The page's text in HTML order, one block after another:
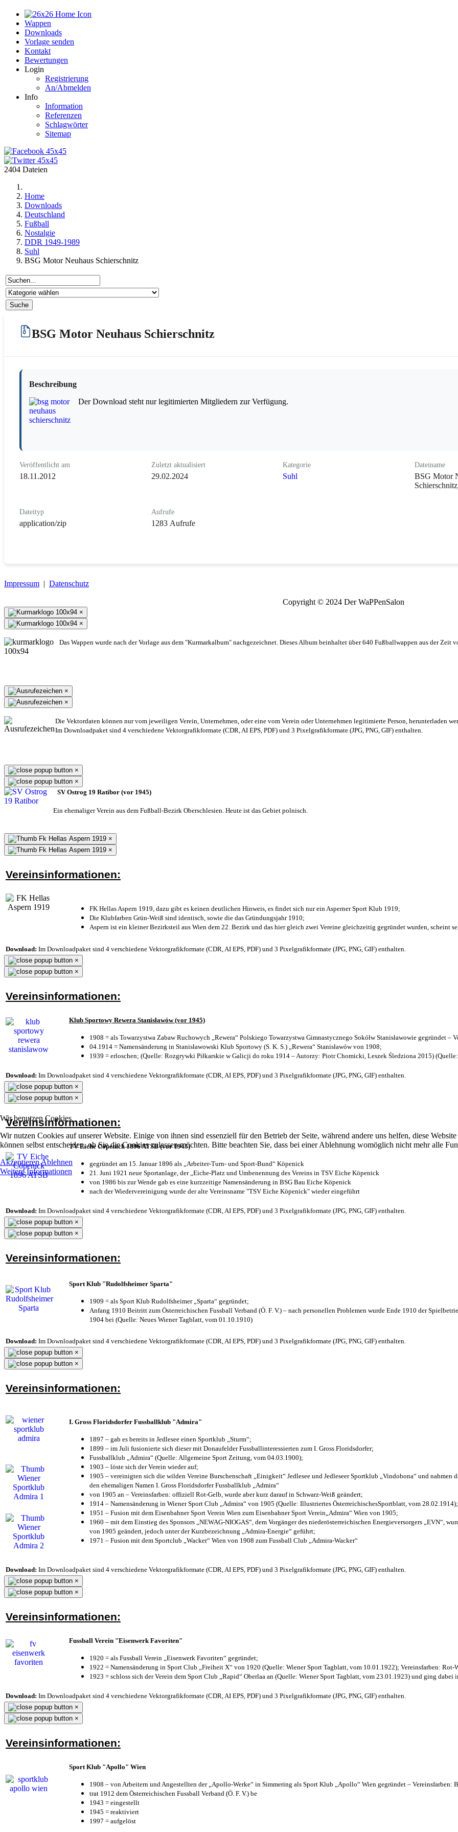
Wappen
Downloads
Vorlage senden
Kontakt
Bewertungen
Login
Registrierung
An/Abmelden
Info
Information
Referenzen
Schlagwörter
Sitemap
2404 Dateien
Home
Downloads
Deutschland
Fußball
Nostalgie
DDR 1949-1989
Suhl
BSG Motor Neuhaus Schierschnitz
BSG Motor Neuhaus Schierschnitz
Beschreibung
Der Download steht nur legitimierten Mitgliedern zur Verfügung.
Veröffentlicht am
18.11.2012
Zuletzt aktualisiert
29.02.2024
Kategorie
Suhl
Dateiname
BSG Motor
Dateityp
application/zip
Aufrufe
1283 Aufrufe
Impressum | Datenschutz
Copyright © 2024 Der WaPPenSalon
Wir benutzen Cookies
Wir nutzen Cookies auf unserer Website. Einige von ihnen sind essenziell für den Betrieb der Seite, während andere uns helfen, diese
können selbst entscheiden, ob Sie die Cookies zulassen möchten. Bitte beachten Sie, dass bei einer Ablehnung womöglich nicht mehr alle
AkzeptierenAblehnen
Weitere Informationen
×
×
Das Wappen wurde nach der Vorlage aus dem "Kurmarkalbum" nachgezeichnet. Dieses Album beinhaltet über 640 Fußballwappen aus der Zeit
×
×
Die Vektordaten können nur vom jeweiligen Verein, Unternehmen, oder eine vom Verein oder Unternehmen legitimierte Person, herunterladen
Im Downloadpaket sind 4 verschiedene Vektorgrafikformate (CDR, AI EPS, PDF) und 3 Pixelgrafikformate (JPG, PNG, GIF) enthalten.
×
×
SV Ostrog 19 Ratibor (vor 1945)
Ein ehemaliger Verein aus dem Fußball-Bezirk Oberschlesien. Heute ist das Gebiet polnisch.
×
×
Vereinsinformationen:
FK Hellas Aspern 1919, dazu gibt es keinen deutlichen Hinweis, es findet sich nur ein Asperner Sport Klub 1919;
Die Klubfarben Grün-Weiß sind identisch, sowie die das Gründungsjahr 1910;
Aspern ist ein kleiner Bezirksteil aus Wien dem 22. Bezirk und das hier gleich zwei Vereine gleichzeitig gegründet wurden, scheint
Download: Im Downloadpaket sind 4 verschiedene Vektorgrafikformate (CDR, AI EPS, PDF) und 3 Pixelgrafikformate (JPG, PNG, GIF) enthalten.
×
×
Vereinsinformationen:
Klub Sportowy Rewera Stanisławów (vor 1945)
1908 = als Towarzystwa Zabaw Ruchowych „Rewera“ Polskiego Towarzystwa Gimnastycznego Sokółw Stanisławowie gegründet –
04.1914 = Namensänderung in Stanisławowski Klub Sportowy (S. K. S.) „Rewera“ Stanisławów von 1908;
1939 = erloschen; (Quelle: Rozgrywki Piłkarskie w Galicji do roku 1914 – Autorzy: Piotr Chomicki, Leszek Śledziona 2015) (Quelle:
Download: Im Downloadpaket sind 4 verschiedene Vektorgrafikformate (CDR, AI EPS, PDF) und 3 Pixelgrafikformate (JPG, PNG, GIF) enthalten.
×
×
Vereinsinformationen:
TV Eiche Cöpenick 1896 ATSB (vor 1945)
gegründet am 15. Januar 1896 als „Arbeiter-Turn- und Sport-Bund“ Köpenick
21. Juni 1921 neue Sportanlage, der „Eiche-Platz und Umbenennung des Vereins in TSV Eiche Köpenick
von 1986 bis zur Wende gab es eine kurzzeitige Namensänderung in BSG Bau Eiche Köpenick
nach der Wiedervereinigung wurde der alte Vereinsname "TSV Eiche Köpenick" wieder eingeführt
Download: Im Downloadpaket sind 4 verschiedene Vektorgrafikformate (CDR, AI EPS, PDF) und 3 Pixelgrafikformate (JPG, PNG, GIF) enthalten.
×
×
Vereinsinformationen:
Sport Klub "Rudolfsheimer Sparta"
1909 = als Sport Klub Rudolfsheimer „Sparta“ gegründet;
Anfang 1910 Beitritt zum Österreichischen Fussball Verband (Ö. F. V.) – nach personellen Problemen wurde Ende 1910 der
1904 bei (Quelle: Neues Wiener Tagblatt, vom 01.10.1910)
Download: Im Downloadpaket sind 4 verschiedene Vektorgrafikformate (CDR, AI EPS, PDF) und 3 Pixelgrafikformate (JPG, PNG, GIF) enthalten.
×
×
Vereinsinformationen:
I. Gross Floridsdorfer Fussballklub "Admira"
1897 – gab es bereits in Jedlesee einen Sportklub „Sturm“;
1899 – im Juli fusionierte sich dieser mit Donaufelder Fussballinteressierten zum I. Gross Floridsdorfer;
Fussballklub „Admira“ (Quelle: Allgemeine Sport Zeitung, vom 04.03.1900);
1903 – löste sich der Verein wieder auf;
1905 – vereinigten sich die wilden Vereine Burschenschaft „Einigkeit“ Jedlesee und Jedleseer Sportklub „Vindobona“ und nahmen
den ehemaligen Namen I. Gross Floridsdorfer Fussballklub „Admira“
von 1905 an – Vereinsfarben: offiziell Rot-Gelb, wurde aber kurz darauf in Schwarz-Weiß geändert;
1914 – Namensänderung in Wiener Sport Club „Admira“ von 1905 (Quelle: Illustriertes ÖsterreichischesSportblatt, vom 28.02.1914);
1951 – Fusion mit dem Eisenbahner Sport Verein Wien zum Eisenbahner Sport Verein„Admira“ Wien von 1905;
1960 – mit dem Einstieg des Sponsors „NEWAG-NIOGAS“, dem Vorgänger des niederösterreichischen Energieversorgers „EVN“,
von 1905 geändert, jedoch unter der Kurzbezeichnung „Admira-Energie“ geführt;
1971 – Fusion mit dem Sportclub „Wacker“ Wien von 1908 zum Fussball Club „Admira-Wacker“
Download: Im Downloadpaket sind 4 verschiedene Vektorgrafikformate (CDR, AI EPS, PDF) und 3 Pixelgrafikformate (JPG, PNG, GIF) enthalten.
×
×
Vereinsinformationen:
Fussball Verein "Eisenwerk Favoriten"
1920 = als Fussball Verein „Eisenwerk Favoriten“ gegründet;
1922 = Namensänderung in Sport Club „Freiheit X“ von 1920 (Quelle: Wiener Sport Tagblatt, vom 10.01.1922); Vereinsfarben: Rot-
1923 = schloss sich der Verein dem Sport Club „Rapid“ Oberlaa an (Quelle: Wiener Sport Tagblatt, vom 23.01.1923) und ging dabei
Download: Im Downloadpaket sind 4 verschiedene Vektorgrafikformate (CDR, AI EPS, PDF) und 3 Pixelgrafikformate (JPG, PNG, GIF) enthalten.
×
×
Vereinsinformationen:
Sport Klub "Apollo" Wien
1908 – von Arbeitern und Angestellten der „Apollo-Werke“ in Simmering als Sport Klub „Apollo“ Wien gegründet – Vereinsfarben:
trat 1912 dem Österreichischen Fussball Verband (Ö. F. V.) be
1943 = eingestellt
1945 = reaktiviert
1997 = aufgelöst